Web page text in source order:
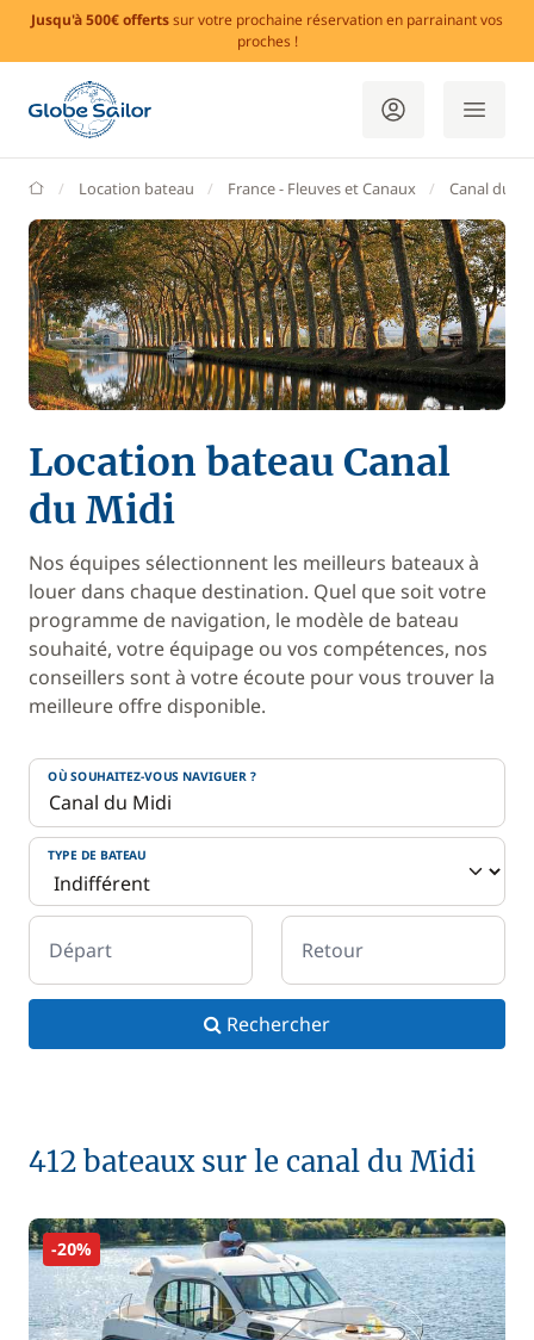
Jusqu'à 500€ offertssur votre prochaine réservation en parrainant vos
proches !
GlobeSailor
Location bateau France - Fleuves et Canaux Canal du
Location bateau Canal
du Midi
Nos équipes sélectionnent les meilleurs bateaux à
louer dans chaque destination. Quel que soit votre
programme de navigation, le modèle de bateau
souhaité, votre équipage ou vos compétences, nos
conseillers sont à votre écoute pour vous trouver la
meilleure offre disponible.
OÙ SOUHAITEZ-VOUS NAVIGUER ?
TYPE DE BATEAU
Départ Retour
Rechercher
412 bateaux sur le canal du Midi
-20%